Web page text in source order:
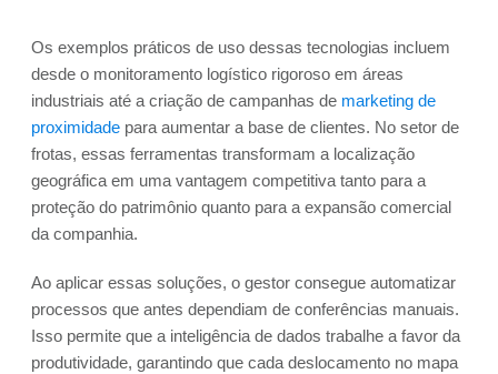
Os exemplos práticos de uso dessas tecnologias incluem
desde o monitoramento logístico rigoroso em áreas
industriais até a criação de campanhas de marketing de
proximidade para aumentar a base de clientes. No setor de
frotas, essas ferramentas transformam a localização
geográfica em uma vantagem competitiva tanto para a
proteção do patrimônio quanto para a expansão comercial
da companhia.
Ao aplicar essas soluções, o gestor consegue automatizar
processos que antes dependiam de conferências manuais.
Isso permite que a inteligência de dados trabalhe a favor da
produtividade, garantindo que cada deslocamento no mapa